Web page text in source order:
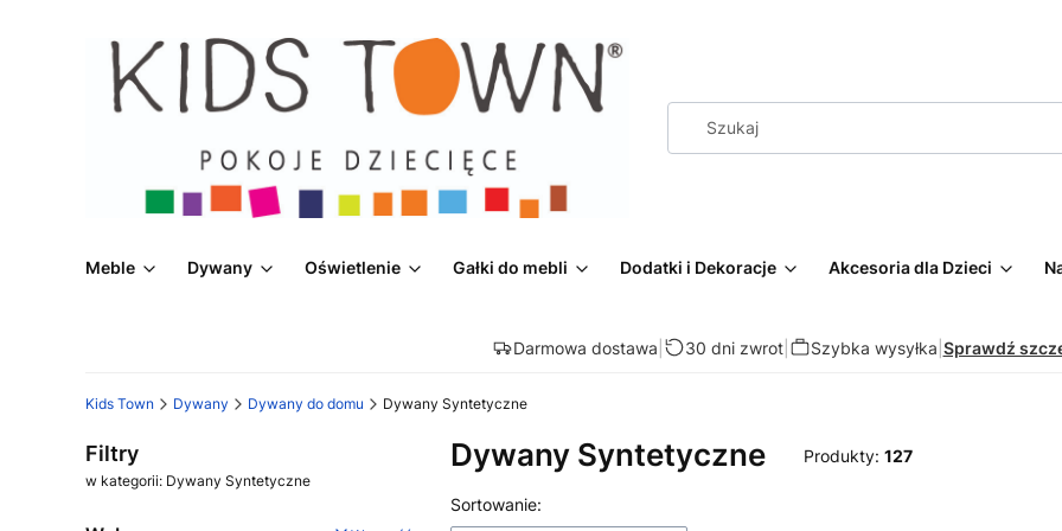
Meble Dywany Oświetlenie Gałki do mebli Dodatki i Dekoracje Akcesoria dla Dzieci
Darmowa dostawa 30 dni zwrot| Szybka wysyłka Sprawdź
Kids Town Dywany Dywany do domu Dywany Syntetyczne
Filtry
w kategorii: Dywany Syntetyczne
Dywany Syntetyczne Produkty: 127
Lista produktów
Sortowanie: